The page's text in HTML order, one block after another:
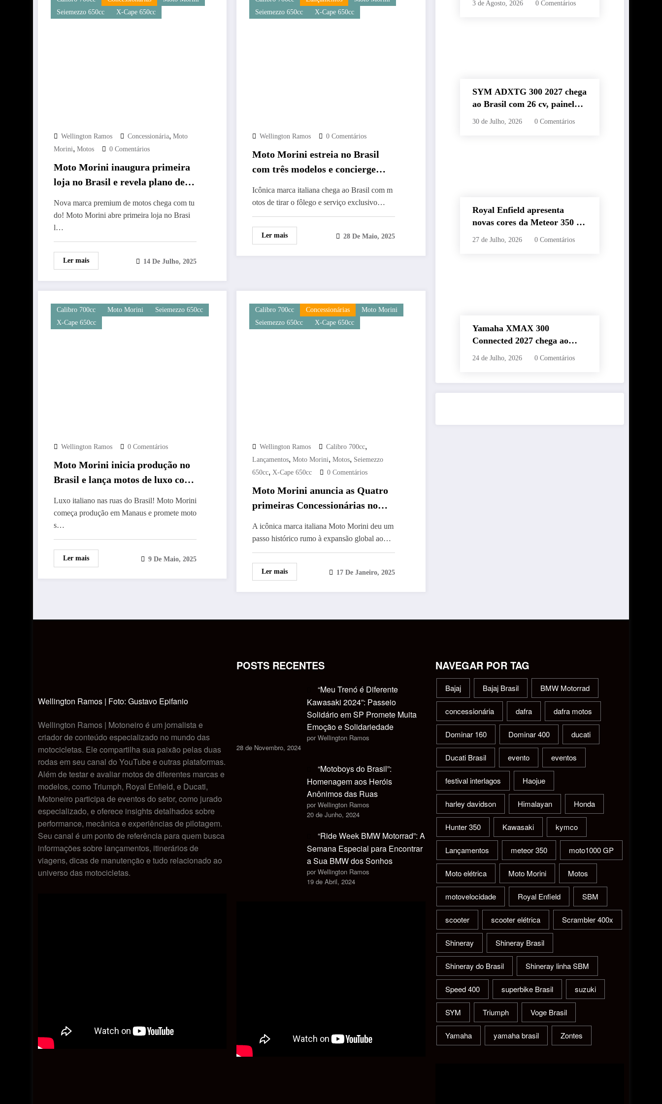
Seiemezzo 650cc
X-Cape 650cc
Wellington Ramos Concessionária, Moto
Morini, Motos 0 Comentários
Moto Morini inaugura primeira
loja no Brasil e revela plano de
até junho de 2026
Nova marca premium de motos chega com tu
do! Moto Morini abre primeira loja no Brasi
l…
Ler mais 14 De Julho, 2025
Seiemezzo 650cc
X-Cape 650cc
Wellington Ramos 0 Comentários
Moto Morini estreia no Brasil
com três modelos e concierge
2025
Icônica marca italiana chega ao Brasil com m
otos de tirar o fôlego e serviço exclusivo…
Ler mais 28 De Maio, 2025
Calibro 700cc Moto Morini
Seiemezzo 650cc
X-Cape 650cc
Wellington Ramos 0 Comentários
Moto Morini inicia produção no
Brasil e lança motos de luxo com
Luxo italiano nas ruas do Brasil! Moto Morini
começa produção em Manaus e promete moto
s…
Ler mais 9 De Maio, 2025
Calibro 700cc Concessionárias
Moto Morini
Seiemezzo 650cc
X-Cape 650cc
Wellington Ramos Calibro 700cc,
Lançamentos,Moto Morini,Motos, Seiemezzo
650cc,X-Cape 650cc 0 Comentários
Moto Morini anuncia as Quatro
primeiras Concessionárias no
Estratégia da Marca
A icônica marca italiana Moto Morini deu um
passo histórico rumo à expansão global ao…
Ler mais 17 De Janeiro, 2025
3 de Agosto, 2026 0 Comentários
SYM ADXTG 300 2027 chega
ao Brasil com 26 cv, painel
TFT de 7” e preço de R$
30 de Julho, 2026 0 Comentários
Royal Enfield apresenta
novas cores da Meteor 350 e
revela edição especial da
27 de Julho, 2026 0 Comentários
Yamaha XMAX 300
Connected 2027 chega ao
Brasil com novas cores,
24 de Julho, 2026 0 Comentários
Wellington Ramos | Foto: Gustavo Epifanio
Wellington Ramos | Motoneiro é um jornalista e
criador de conteúdo especializado no mundo das
motocicletas. Ele compartilha sua paixão pelas duas
rodas em seu canal do YouTube e outras plataformas.
Além de testar e avaliar motos de diferentes marcas e
modelos, como Triumph, Royal Enfield, e Ducati,
Motoneiro participa de eventos do setor, como jurado
especializado, e oferece insights detalhados sobre
performance, mecânica e experiências de pilotagem.
Seu canal é um ponto de referência para quem busca
informações sobre lançamentos, itinerários de
viagens, dicas de manutenção e tudo relacionado ao
universo das motocicletas.
POSTS RECENTES
“Meu Trenó é Diferente
Kawasaki 2024”: Passeio
Solidário em SP Promete Muita
Emoção e Solidariedade
por Wellington Ramos
28 de Novembro, 2024
“Motoboys do Brasil”:
Homenagem aos Heróis
Anônimos das Ruas
por Wellington Ramos
20 de Junho, 2024
“Ride Week BMW Motorrad”: A
Semana Especial para Encontrar
a Sua BMW dos Sonhos
por Wellington Ramos
19 de Abril, 2024
NAVEGAR POR TAG
Bajaj Bajaj Brasil BMW Motorrad
concessionária dafra dafra motos
Dominar 160 Dominar 400 ducati
Ducati Brasil evento eventos
festival interlagos Haojue
harley davidson Himalayan Honda
Hunter 350 Kawasaki kymco
Lançamentos meteor 350 moto1000 GP
Moto elétrica Moto Morini Motos
motovelocidade Royal Enfield SBM
scooter scooter elétrica Scrambler 400x
Shineray Shineray Brasil
Shineray do Brasil Shineray linha SBM
Speed 400 superbike Brasil suzuki
SYM Triumph Voge Brasil
Yamaha yamaha brasil Zontes